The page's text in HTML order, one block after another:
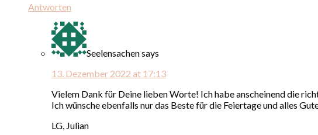
Antworten
Seelensachensays
13. Dezember 2022 at 17:13
Vielem Dank für Deine lieben Worte! Ich habe anscheinend die
Ich wünsche ebenfalls nur das Beste für die Feiertage und alles
LG, Julian